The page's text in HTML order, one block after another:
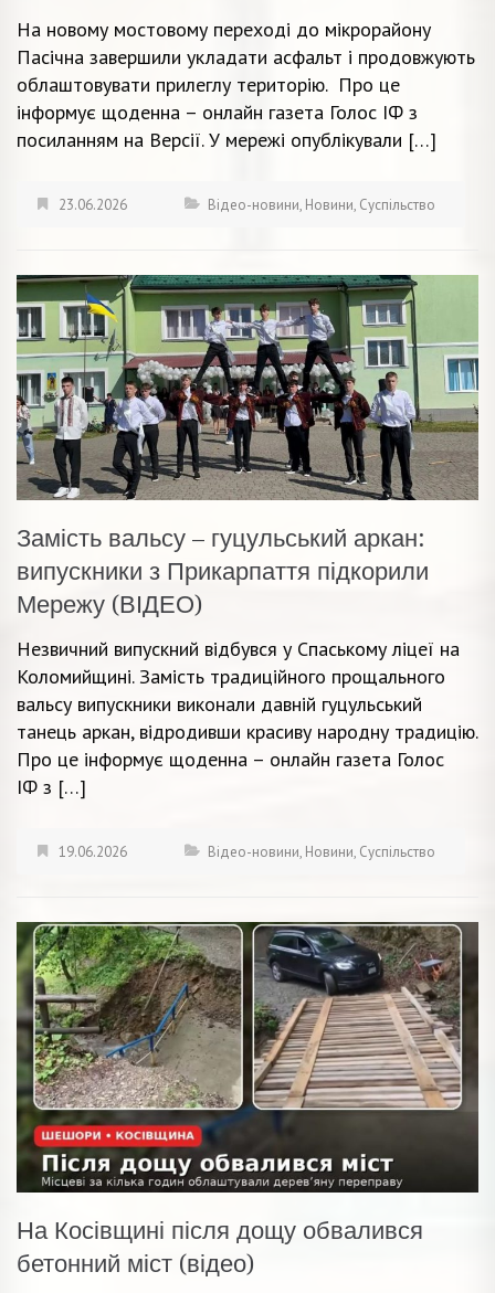
На новому мостовому переході до мікрорайону
Пасічна завершили укладати асфальт і продовжують
облаштовувати прилеглу територію. Про це
інформує щоденна – онлайн газета Голос ІФ з
посиланням на Версії. У мережі опублікували […]
23.06.2026 Відео-новини, Новини, Суспільство
Замість вальсу – гуцульський аркан:
випускники з Прикарпаття підкорили
Мережу (ВІДЕО)
Незвичний випускний відбувся у Спаському ліцеї на
Коломийщині. Замість традиційного прощального
вальсу випускники виконали давній гуцульський
танець аркан, відродивши красиву народну традицію.
Про це інформує щоденна – онлайн газета Голос
ІФ з […]
19.06.2026 Відео-новини, Новини, Суспільство
На Косівщині після дощу обвалився
бетонний міст (відео)